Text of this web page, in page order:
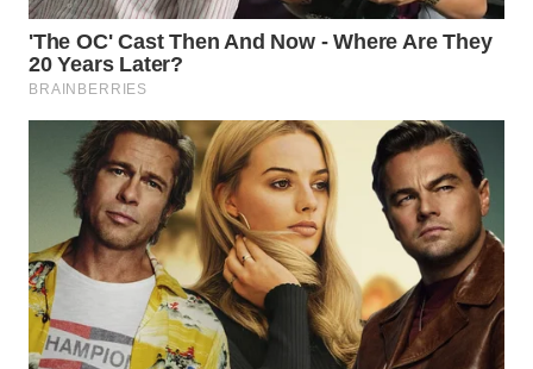
MADURA
WN
SURABAYA
WN
NATUNA
WN
BINTAN
WN